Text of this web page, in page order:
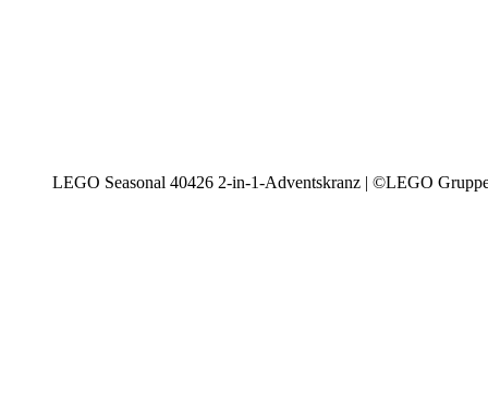
LEGO Seasonal 40426 2-in-1-Adventskranz | ©LEGO